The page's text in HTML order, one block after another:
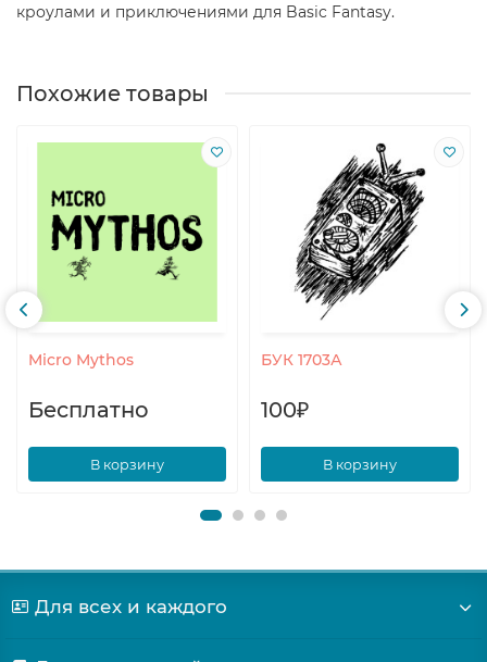
кроулами и приключениями для Basic Fantasy.
Похожие товары
Micro Mythos
Бесплатно
В корзину
БУК 1703А
100₽
В корзину
Для всех и каждого